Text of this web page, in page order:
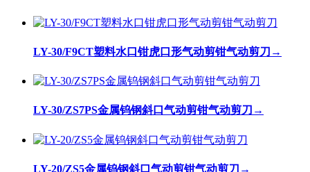
LY-30/F9CT塑料水口钳虎口形气动剪钳气动剪刀 →
LY-30/ZS7PS金属钨钢斜口气动剪钳气动剪刀 →
LY-20/ZS5金属钨钢斜口气动剪钳气动剪刀 →